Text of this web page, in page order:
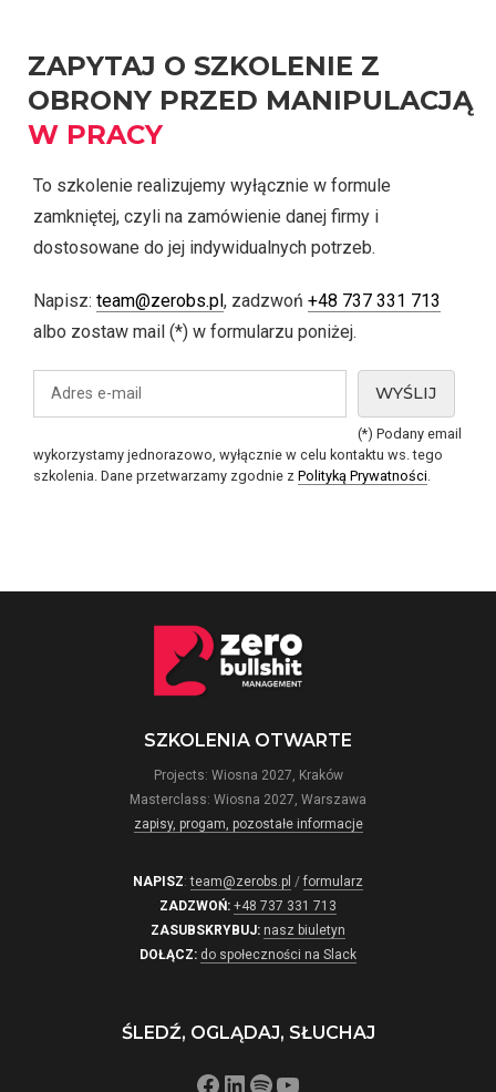
ZAPYTAJ O SZKOLENIE Z
OBRONY PRZED MANIPULACJĄ
W PRACY
To szkolenie realizujemy wyłącznie w formule
zamkniętej, czyli na zamówienie danej firmy i
dostosowane do jej indywidualnych potrzeb.
Napisz: team@zerobs.pl, zadzwoń +48 737 331 713
albo zostaw mail (*) w formularzu poniżej.
(*) Podany email
wykorzystamy jednorazowo, wyłącznie w celu kontaktu ws. tego
szkolenia. Dane przetwarzamy zgodnie z Polityką Prywatności.
SZKOLENIA OTWARTE
Projects: Wiosna 2027, Kraków
Masterclass: Wiosna 2027, Warszawa
zapisy, progam, pozostałe informacje
NAPISZ:team@zerobs.pl / formularz
ZADZWOŃ: +48 737 331 713
ZASUBSKRYBUJ: nasz biuletyn
DOŁĄCZ: do społeczności na Slack
ŚLEDŹ, OGLĄDAJ, SŁUCHAJ
Facebook
LinkedIn
Spotify
YouTube